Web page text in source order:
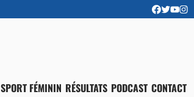
SPORT FÉMININ RÉSULTATS PODCAST CONTACT